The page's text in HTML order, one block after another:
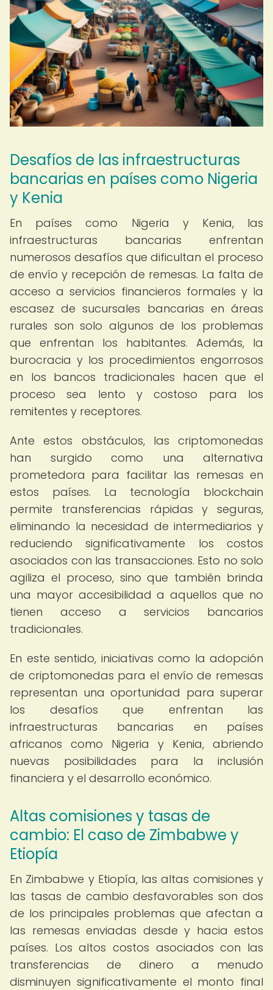
Desafíos de las infraestructuras
bancarias en países como Nigeria
y Kenia
En países como Nigeria y Kenia, las
infraestructuras bancarias enfrentan
numerosos desafíos que dificultan el proceso
de envío y recepción de remesas. La falta de
acceso a servicios financieros formales y la
escasez de sucursales bancarias en áreas
rurales son solo algunos de los problemas
que enfrentan los habitantes. Además, la
burocracia y los procedimientos engorrosos
en los bancos tradicionales hacen que el
proceso sea lento y costoso para los
remitentes y receptores.
Ante estos obstáculos, las criptomonedas
han surgido como una alternativa
prometedora para facilitar las remesas en
estos países. La tecnología blockchain
permite transferencias rápidas y seguras,
eliminando la necesidad de intermediarios y
reduciendo significativamente los costos
asociados con las transacciones. Esto no solo
agiliza el proceso, sino que también brinda
una mayor accesibilidad a aquellos que no
tienen acceso a servicios bancarios
tradicionales.
En este sentido, iniciativas como la adopción
de criptomonedas para el envío de remesas
representan una oportunidad para superar
los desafíos que enfrentan las
infraestructuras bancarias en países
africanos como Nigeria y Kenia, abriendo
nuevas posibilidades para la inclusión
financiera y el desarrollo económico.
Altas comisiones y tasas de
cambio: El caso de Zimbabwe y
Etiopía
En Zimbabwe y Etiopía, las altas comisiones y
las tasas de cambio desfavorables son dos
de los principales problemas que afectan a
las remesas enviadas desde y hacia estos
países. Los altos costos asociados con las
transferencias de dinero a menudo
disminuyen significativamente el monto final